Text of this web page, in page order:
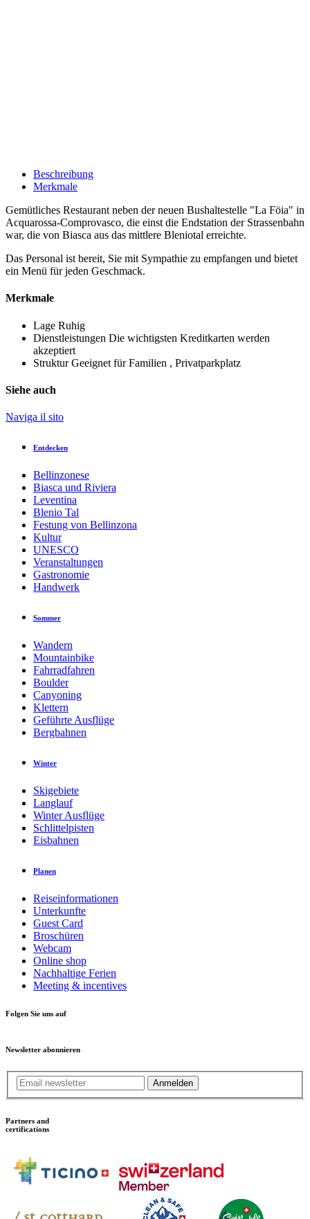
Beschreibung
Merkmale
Gemütliches Restaurant neben der neuen Bushaltestelle "La Föia" in
Acquarossa-Comprovasco, die einst die Endstation der Strassenbahn
war, die von Biasca aus das mittlere Bleniotal erreichte.
Das Personal ist bereit, Sie mit Sympathie zu empfangen und bietet
ein Menü für jeden Geschmack.
Merkmale
Lage Ruhig
Dienstleistungen Die wichtigsten Kreditkarten werden
akzeptiert
Struktur Geeignet für Familien , Privatparkplatz
Siehe auch
Naviga il sito
Entdecken
Bellinzonese
Biasca und Riviera
Leventina
Blenio Tal
Festung von Bellinzona
Kultur
UNESCO
Veranstaltungen
Gastronomie
Handwerk
Sommer
Wandern
Mountainbike
Fahrradfahren
Boulder
Canyoning
Klettern
Geführte Ausflüge
Bergbahnen
Winter
Skigebiete
Langlauf
Winter Ausflüge
Schlittelpisten
Eisbahnen
Planen
Reiseinformationen
Unterkunfte
Guest Card
Broschüren
Webcam
Online shop
Nachhaltige Ferien
Meeting & incentives
Folgen Sie uns auf
Newsletter abonnieren
Anmelden
Partners and
certifications